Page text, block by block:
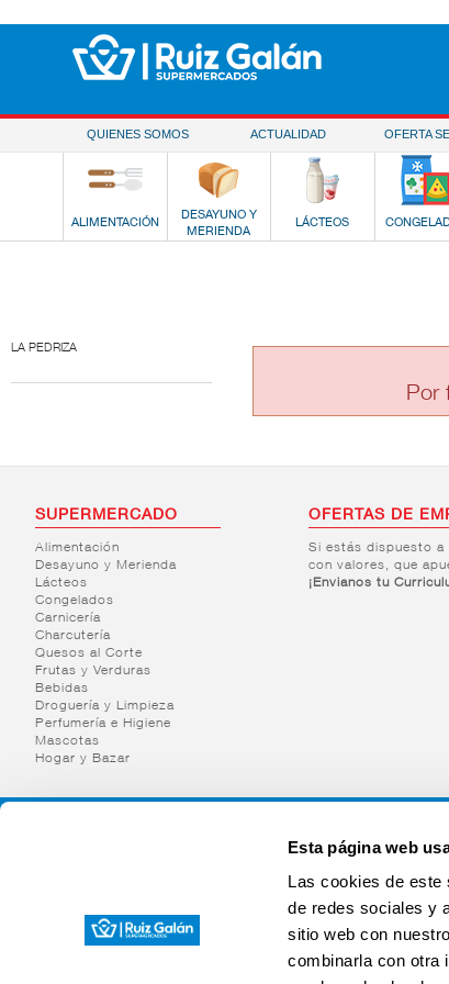
Esta página web
Las cookies de este
de redes sociales y
sitio web con
combinarla con otra
QUIENES SOMOS ACTUALIDAD OFERTA
ALIMENTACIÓN
DESAYUNO Y
MERIENDA
LÁCTEOS
LA PEDRIZA
Por
SUPERMERCADO
Alimentación
Desayuno y Merienda
Lácteos
Congelados
Carnicería
Charcutería
Quesos al Corte
Frutas y Verduras
Bebidas
Droguería y Limpieza
Perfumería e Higiene
Mascotas
Hogar y Bazar
OFERTAS DE
Si estás dispuesto a
con valores, que
¡Envianos tu